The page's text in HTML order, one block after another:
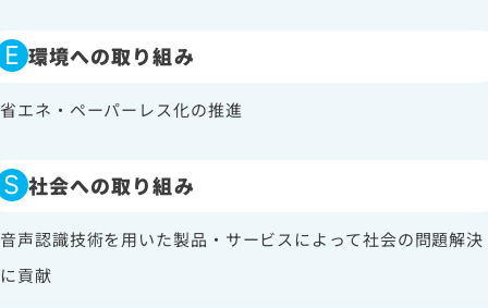
労働者派遣事業に関わる情報
E 環境への取り組み
省エネ・ペーパーレス化の推進
S 社会への取り組み
音声認識技術を用いた製品・サービスによって社会の問題解決
に貢献